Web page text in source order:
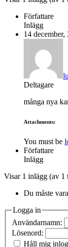
Författare
Inlägg
14
Deltagare
många nya
Attachments:
You must be
Författare
Inlägg
Visar 1 inlägg (av 1
Du måste
Logga in
Användarnamn:
Lösenord:
Håll mig